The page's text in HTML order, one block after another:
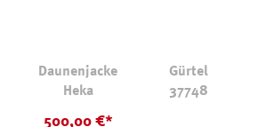
Daunenjacke
Heka
500,00 €*
Gürtel
37748